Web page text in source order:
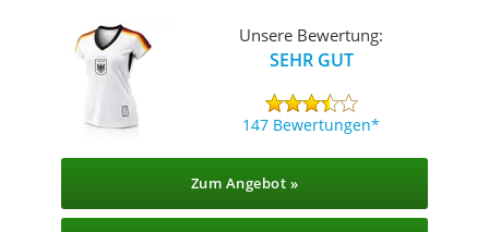
Unsere Bewertung:
SEHR GUT
147 Bewertungen
Zum Angebot »